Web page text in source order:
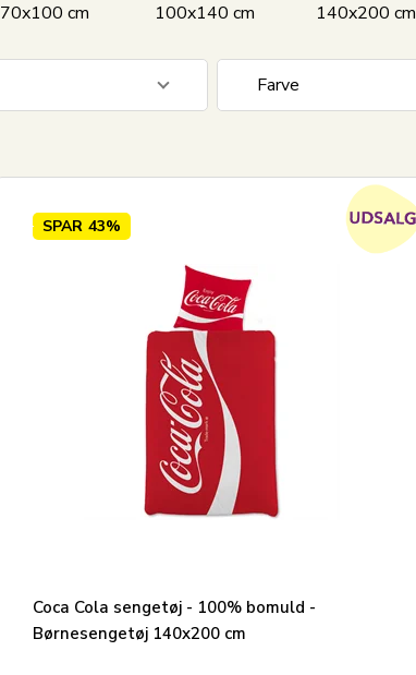
70x100 cm
100x140 cm
140x200 cm
19
Farve
Grøn
SPAR 43%
Coca Cola sengetøj - 100% bomuld -
Børnesengetøj 140x200 cm